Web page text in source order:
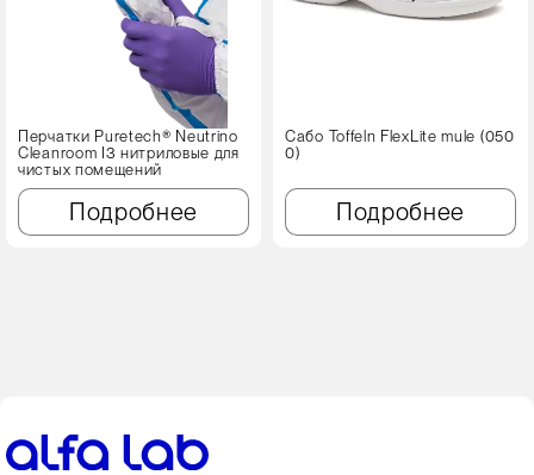
Перчатки Puretech® Neutrino
Cleanroom I3 нитриловые для
чистых помещений
Подробнее
Сабо Toffeln FlexLite mule (050
0)
Подробнее